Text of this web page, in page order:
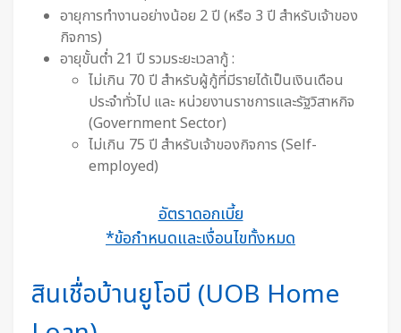
อายุการทำงานอย่างน้อย 2 ปี (หรือ 3 ปี สำหรับเจ้าของ
กิจการ)
อายุขั้นต่ำ 21 ปี รวมระยะเวลากู้ :
ไม่เกิน 70 ปี สำหรับผู้กู้ที่มีรายได้เป็นเงินเดือน
ประจำทั่วไป และ หน่วยงานราชการและรัฐวิสาหกิจ
(Government Sector)
ไม่เกิน 75 ปี สำหรับเจ้าของกิจการ (Self-
employed)
อัตราดอกเบี้ย
*ข้อกำหนดและเงื่อนไขทั้งหมด
สินเชื่อบ้านยูโอบี (UOB Home